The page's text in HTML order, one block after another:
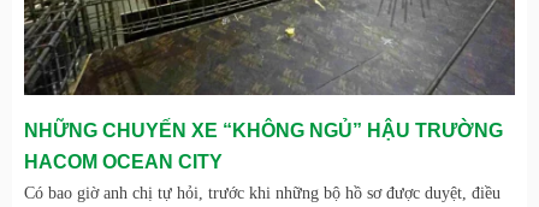
NHỮNG CHUYẾN XE “KHÔNG NGỦ” HẬU TRƯỜNG
HACOM OCEAN CITY
Có bao giờ anh chị tự hỏi, trước khi những bộ hồ sơ được duyệt, điều